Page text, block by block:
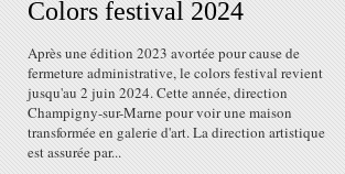
Colors festival 2024
Après une édition 2023 avortée pour cause de
fermeture administrative, le colors festival revient
jusqu'au 2 juin 2024. Cette année, direction
Champigny-sur-Marne pour voir une maison
transformée en galerie d'art. La direction artistique
est assurée par...